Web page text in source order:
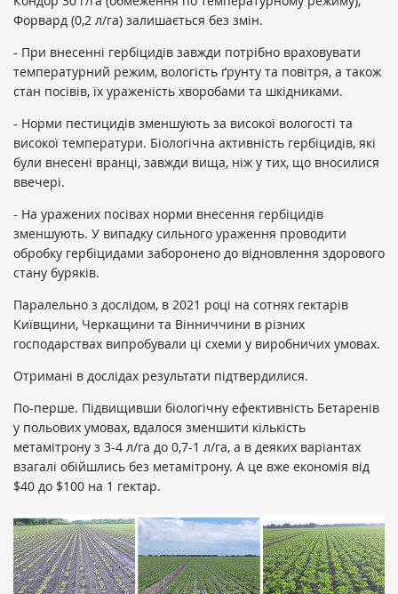
Форвард (0,2 л/га) залишається без змін.
- При внесенні гербіцидів завжди потрібно враховувати
температурний режим, вологість ґрунту та повітря, а також
стан посівів, їх ураженість хворобами та шкідниками.
- Норми пестицидів зменшують за високої вологості та
високої температури. Біологічна активність гербіцидів, які
були внесені вранці, завжди вища, ніж у тих, що вносилися
ввечері.
- На уражених посівах норми внесення гербіцидів
зменшують. У випадку сильного ураження проводити
обробку гербіцидами заборонено до відновлення здорового
стану буряків.
Паралельно з дослідом, в 2021 році на сотнях гектарів
Київщини, Черкащини та Вінниччини в різних
господарствах випробували ці схеми у виробничих умовах.
Отримані в дослідах результати підтвердилися.
По-перше. Підвищивши біологічну ефективність Бетаренів
у польових умовах, вдалося зменшити кількість
метамітрону з 3-4 л/га до 0,7-1 л/га, а в деяких варіантах
взагалі обійшлись без метамітрону. А це вже економія від
$40 до $100 на 1 гектар.